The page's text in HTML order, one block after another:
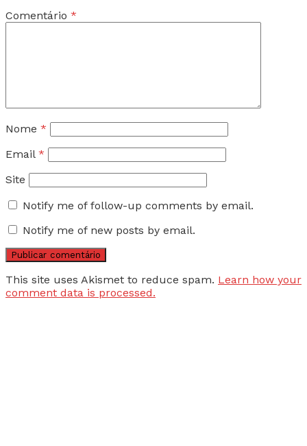
Comentário *
Nome *
Email *
Site
Notify me of follow-up comments by email.
Notify me of new posts by email.
This site uses Akismet to reduce spam. Learn how your
comment data is processed.